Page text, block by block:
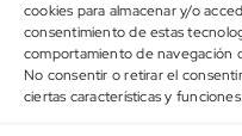
cookies para almacenar y/o
consentimiento de estas
comportamiento de navegación
No consentir o retirar el
ciertas características y funciones.
Si es necesario,
caso y realizando
la salud fértil que